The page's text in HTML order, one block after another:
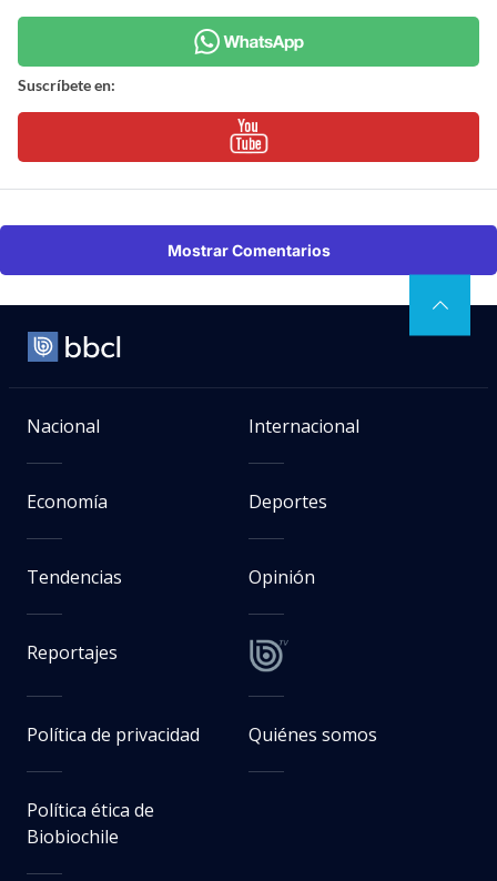
Suscríbete en:
Mostrar Comentarios
Nacional Internacional
Economía Deportes
Tendencias Opinión
Reportajes
Política de privacidad Quiénes somos
Política ética de
Biobiochile